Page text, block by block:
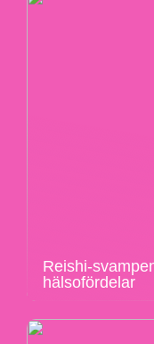
Reishi-
hälsofördelar